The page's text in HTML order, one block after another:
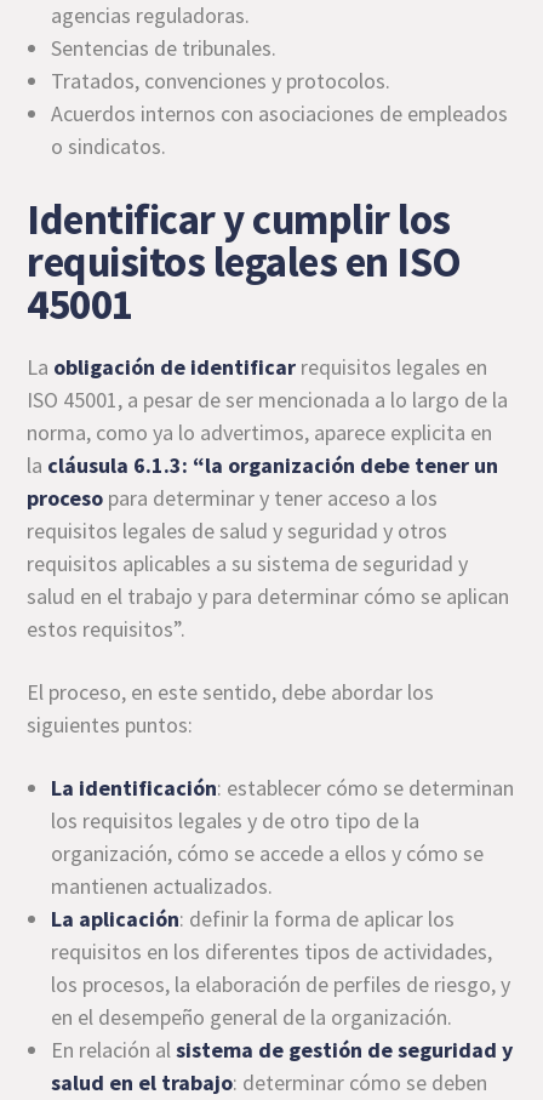
agencias reguladoras.
Sentencias de tribunales.
Tratados, convenciones y protocolos.
Acuerdos internos con asociaciones de empleados
o sindicatos.
Identificar y cumplir los
requisitos legales en ISO
45001
La obligación de identificar requisitos legales en
ISO 45001, a pesar de ser mencionada a lo largo de la
norma, como ya lo advertimos, aparece explicita en
la cláusula 6.1.3: “la organización debe tener un
proceso para determinar y tener acceso a los
requisitos legales de salud y seguridad y otros
requisitos aplicables a su sistema de seguridad y
salud en el trabajo y para determinar cómo se aplican
estos requisitos”.
El proceso, en este sentido, debe abordar los
siguientes puntos:
La identificación: establecer cómo se determinan
los requisitos legales y de otro tipo de la
organización, cómo se accede a ellos y cómo se
mantienen actualizados.
La aplicación: definir la forma de aplicar los
requisitos en los diferentes tipos de actividades,
los procesos, la elaboración de perfiles de riesgo, y
en el desempeño general de la organización.
En relación alsistema de gestión de seguridad y
salud en el trabajo: determinar cómo se deben